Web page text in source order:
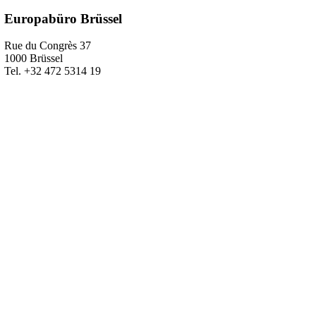
Europabüro Brüssel
Rue du Congrès 37
1000 Brüssel
Tel. +32 472 5314 19